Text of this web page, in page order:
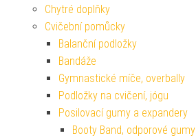
Chytré doplňky
Cvičební pomůcky
Balanční podložky
Bandáže
Gymnastické míče, overbally
Podložky na cvičení, jógu
Posilovací gumy a expandery
Booty Band, odporové gumy